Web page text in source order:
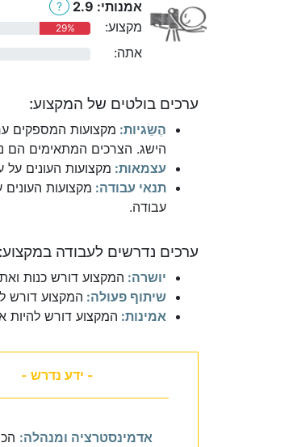
אמנותי: 2.9 ?
מקצוע: 29%
אתה:
ערכים בולטים של המקצוע:
הֶשֵׂגיות: מקצועות המספקים
הישג. הצרכים המתאימים הם
עצמאות: מקצועות העונים
תנאי עבודה: מקצועות
עבודה.
ערכים נדרשים לעבודה במקצוע:
יושרה: המקצוע דורש כנות
שיתוף פעולה: המקצוע דורש
אמינות: המקצוע דורש להיות
- ידע נדרש -
אדמינסטרציה ומנהלה: